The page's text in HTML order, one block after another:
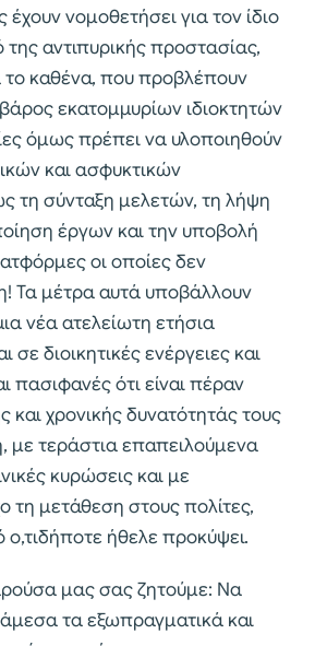
νομοθετήσει για τον ίδιο
αντιπυρικής προστασίας,
το καθένα, που προβλέπουν
εκατομμυρίων ιδιοκτητών
όμως πρέπει να υλοποιηθούν
και ασφυκτικών
τη σύνταξη μελετών, τη λήψη
έργων και την υποβολή
οι οποίες δεν
Τα μέτρα αυτά υποβάλλουν
νέα ατελείωτη ετήσια
σε διοικητικές ενέργειες και
πασιφανές ότι είναι πέραν
και χρονικής δυνατότητάς τους
τεράστια επαπειλούμενα
κυρώσεις και με
τη μετάθεση στους πολίτες,
ήθελε προκύψει.
μας σας ζητούμε: Να
τα εξωπραγματικά και